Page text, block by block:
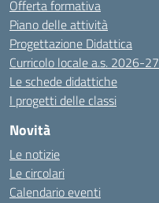
Offerta formativa
Piano delle attività
Progettazione Didattica
Curricolo locale a.s. 2026-27
Le schede didattiche
I progetti delle classi
Novità
Le notizie
Le circolari
Calendario eventi